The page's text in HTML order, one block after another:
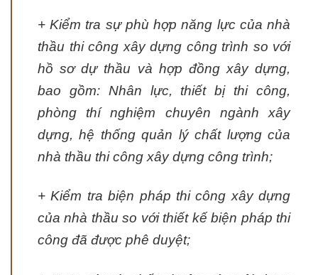
+ Kiểm tra sự phù hợp năng lực của nhà
thầu thi công xây dựng công trình so với
hồ sơ dự thầu và hợp đồng xây dựng,
bao gồm: Nhân lực, thiết bị thi công,
phòng thí nghiệm chuyên ngành xây
dựng, hệ thống quản lý chất lượng của
nhà thầu thi công xây dựng công trình;
+ Kiểm tra biện pháp thi công xây dựng
của nhà thầu so với thiết kế biện pháp thi
công đã được phê duyệt;